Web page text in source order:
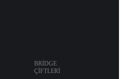
BRIDGE
ÇIFTLERI